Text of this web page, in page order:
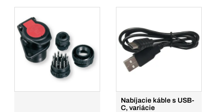
Nabíjacie káble s USB-
C, variácie